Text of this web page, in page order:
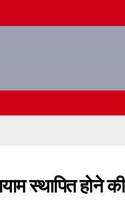
स्थापित होने की